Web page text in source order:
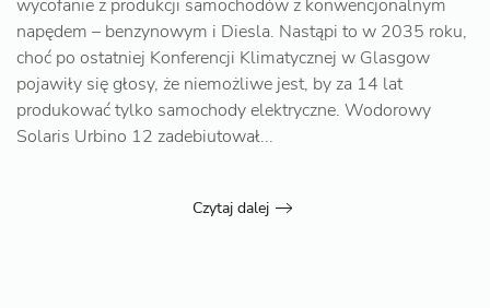
wycofanie z produkcji samochodów z konwencjonalnym
napędem – benzynowym i Diesla. Nastąpi to w 2035 roku,
choć po ostatniej Konferencji Klimatycznej w Glasgow
pojawiły się głosy, że niemożliwe jest, by za 14 lat
produkować tylko samochody elektryczne. Wodorowy
Solaris Urbino 12 zadebiutował...
Czytaj dalej